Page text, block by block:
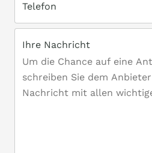
Telefon
Ihre Nachricht